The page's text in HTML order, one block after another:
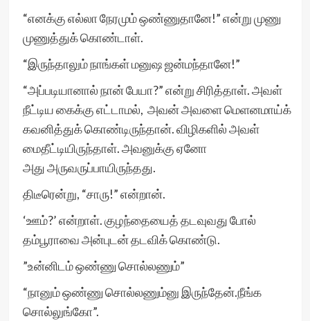
“எனக்கு எல்லா நேரமும் ஒண்ணுதானே!” என்று முணு
முணுத்துக் கொண்டாள்.
“இருந்தாலும் நாங்கள் மனுஷ ஜன்மந்தானே!”
“அப்படியானால் நான் பேயா?” என்று சிரித்தாள். அவள்
நீட்டிய கைக்கு எட்டாமல், அவன் அவளை மெளனமாய்க்
கவனித்துக் கொண்டிருந்தான். விழிகளில் அவள்
மைதீட்டியிருந்தாள். அவனுக்கு ஏனோ
அது அருவருப்பாயிருந்தது.
திடீரென்று, “சாரு!” என்றான்.
‘ஊம்?’ என்றாள். குழந்தையைத் தடவுவது போல்
தம்பூராவை அன்புடன் தடவிக் கொண்டு.
”உன்னிடம் ஒண்ணு சொல்லணும்”
“நானும் ஒண்ணு சொல்லணும்னு இருந்தேன்.நீங்க
சொல்லுங்கோ”.